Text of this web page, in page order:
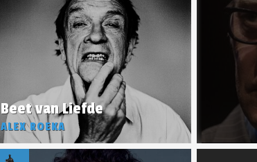
Beet van Liefde
ALEX ROEKA